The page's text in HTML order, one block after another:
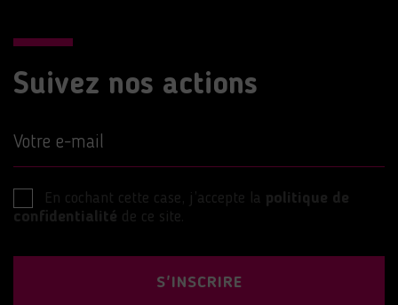
Suivez nos actions
Votre e-mail
En cochant cette case, j’accepte la politique de
confidentialité de ce site.
S'INSCRIRE